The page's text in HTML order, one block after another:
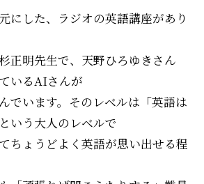
にした、ラジオの英語講座があり
先生で、天野ひろゆきさん
いるAIさんが
ます。そのレベルは「英語は
いう大人のレベルで
うどよく英語が思い出せる程